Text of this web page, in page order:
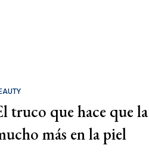
truco que hace que
más en la piel